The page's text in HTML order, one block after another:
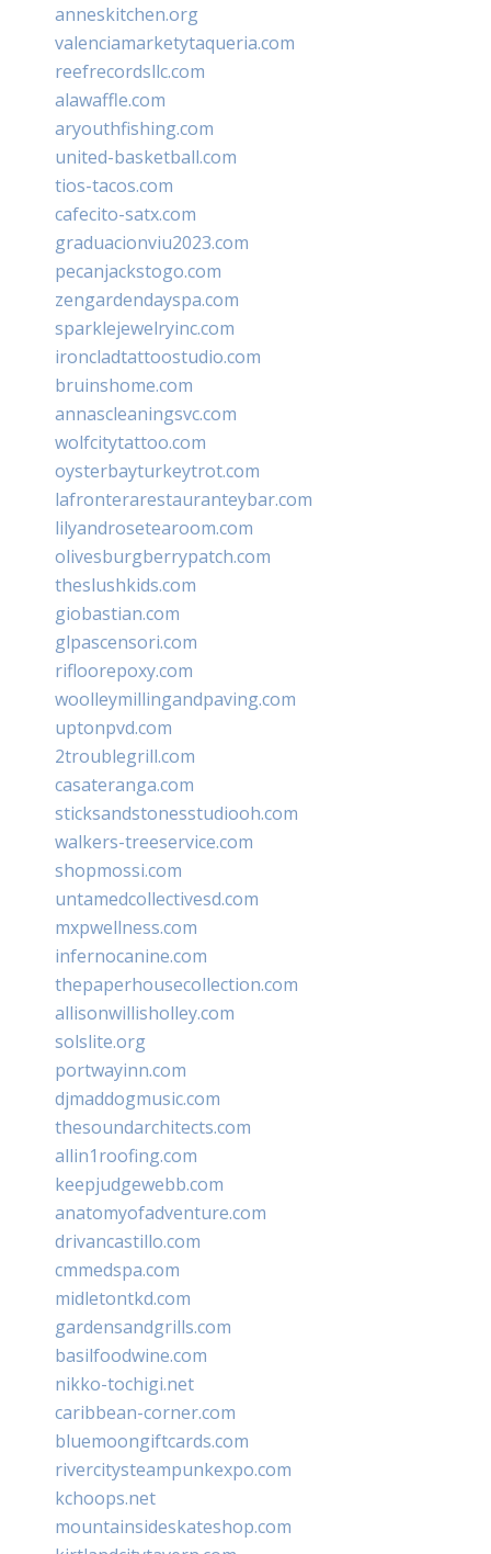
anneskitchen.org
valenciamarketytaqueria.com
reefrecordsllc.com
alawaffle.com
aryouthfishing.com
united-basketball.com
tios-tacos.com
cafecito-satx.com
graduacionviu2023.com
pecanjackstogo.com
zengardendayspa.com
sparklejewelryinc.com
ironcladtattoostudio.com
bruinshome.com
annascleaningsvc.com
wolfcitytattoo.com
oysterbayturkeytrot.com
lafronterarestauranteybar.com
lilyandrosetearoom.com
olivesburgberrypatch.com
theslushkids.com
giobastian.com
glpascensori.com
rifloorepoxy.com
woolleymillingandpaving.com
uptonpvd.com
2troublegrill.com
casateranga.com
sticksandstonesstudiooh.com
walkers-treeservice.com
shopmossi.com
untamedcollectivesd.com
mxpwellness.com
infernocanine.com
thepaperhousecollection.com
allisonwillisholley.com
solslite.org
portwayinn.com
djmaddogmusic.com
thesoundarchitects.com
allin1roofing.com
keepjudgewebb.com
anatomyofadventure.com
drivancastillo.com
cmmedspa.com
midletontkd.com
gardensandgrills.com
basilfoodwine.com
nikko-tochigi.net
caribbean-corner.com
bluemoongiftcards.com
rivercitysteampunkexpo.com
kchoops.net
mountainsideskateshop.com